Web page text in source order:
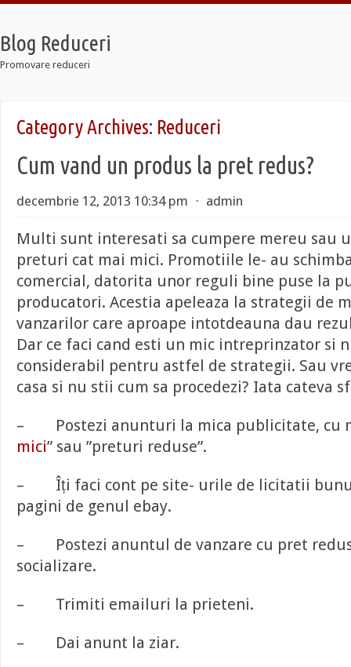
Blog Reduceri
Promovare reduceri
7
Category Archives: Reduceri
Cum vand un produs la pret redus?
decembrie 12, 2013 10:34 pm ⋅ admin
Multi sunt interesati sa cumpere mereu sau
preturi cat mai mici. Promotiile le- au
comercial, datorita unor reguli bine puse la
producatori. Acestia apeleaza la strategii de
vanzarilor care aproape intotdeauna dau
Dar ce faci cand esti un mic intreprinzator si
considerabil pentru astfel de strategii. Sau
casa si nu stii cum sa procedezi? Iata cateva
– Postezi anunturi la mica publicitate, cu
mici” sau ”preturi reduse”.
– Îți faci cont pe site- urile de licitatii
pagini de genul ebay.
– Postezi anuntul de vanzare cu pret
socializare.
– Trimiti emailuri la prieteni.
– Dai anunt la ziar.